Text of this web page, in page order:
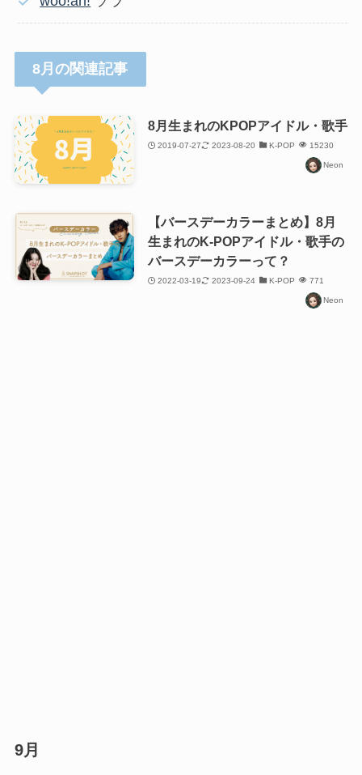
8月の関連記事
8月生まれのKPOPアイドル・歌手
2019-07-27 2023-08-20 K-POP 15230
Neon
【バースデーカラーまとめ】8月
生まれのK-POPアイドル・歌手の
バースデーカラーって？
2022-03-19 2023-09-24 K-POP 771
Neon
9月